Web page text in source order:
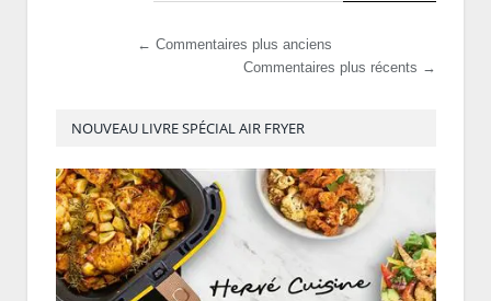
← Commentaires plus anciens
Commentaires plus récents →
NOUVEAU LIVRE SPÉCIAL AIR FRYER